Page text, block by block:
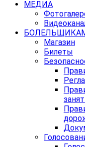
МЕДИА
Магазин
Билеты